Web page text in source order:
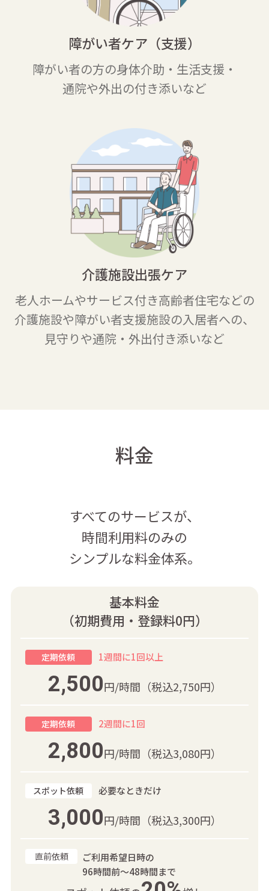
障がい者ケア（支援）
障がい者の方の身体介助・生活支援・
通院や外出の付き添いなど
介護施設出張ケア
老人ホームやサービス付き高齢者住宅などの
介護施設や障がい者支援施設の入居者への、
見守りや通院・外出付き添いなど
料金
すべてのサービスが、
時間利用料のみの
シンプルな料金体系。
基本料金
（初期費用・登録料0円）
定期依頼 1週間に1回以上
2,500円/時間 （税込2,750円）
定期依頼 2週間に1回
2,800円/時間 （税込3,080円）
スポット依頼 必要なときだけ
3,000円/時間 （税込3,300円）
直前依頼
ご利用希望日時の
96時間前～48時間まで